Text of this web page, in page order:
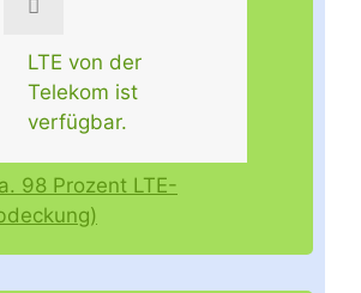
LTE von der
Telekom ist
verfügbar.
98 Prozent LTE-